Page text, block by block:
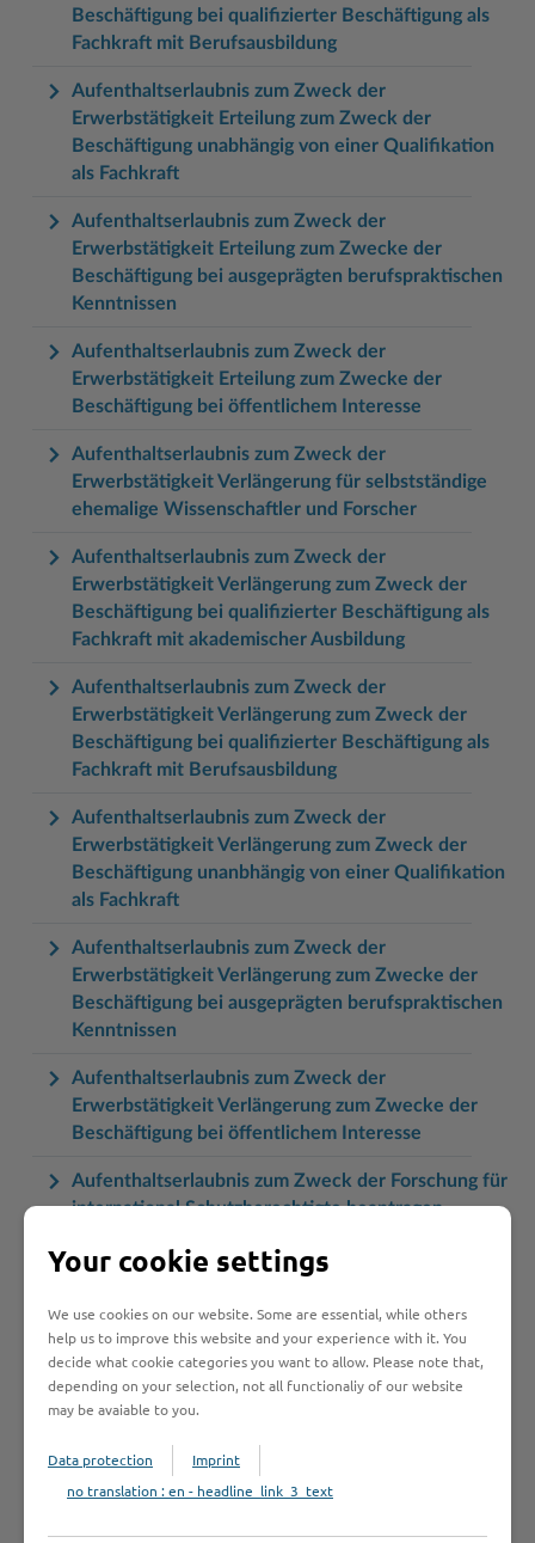
Beschäftigung bei qualifizierter Beschäftigung als
Fachkraft mit Berufsausbildung
Aufenthaltserlaubnis zum Zweck der
Erwerbstätigkeit Erteilung zum Zweck der
Beschäftigung unabhängig von einer Qualifikation
als Fachkraft
Aufenthaltserlaubnis zum Zweck der
Erwerbstätigkeit Erteilung zum Zwecke der
Beschäftigung bei ausgeprägten berufspraktischen
Kenntnissen
Aufenthaltserlaubnis zum Zweck der
Erwerbstätigkeit Erteilung zum Zwecke der
Beschäftigung bei öffentlichem Interesse
Aufenthaltserlaubnis zum Zweck der
Erwerbstätigkeit Verlängerung für selbstständige
ehemalige Wissenschaftler und Forscher
Aufenthaltserlaubnis zum Zweck der
Erwerbstätigkeit Verlängerung zum Zweck der
Beschäftigung bei qualifizierter Beschäftigung als
Fachkraft mit akademischer Ausbildung
Aufenthaltserlaubnis zum Zweck der
Erwerbstätigkeit Verlängerung zum Zweck der
Beschäftigung bei qualifizierter Beschäftigung als
Fachkraft mit Berufsausbildung
Aufenthaltserlaubnis zum Zweck der
Erwerbstätigkeit Verlängerung zum Zweck der
Beschäftigung unanbhängig von einer Qualifikation
als Fachkraft
Aufenthaltserlaubnis zum Zweck der
Erwerbstätigkeit Verlängerung zum Zwecke der
Beschäftigung bei ausgeprägten berufspraktischen
Kenntnissen
Aufenthaltserlaubnis zum Zweck der
Erwerbstätigkeit Verlängerung zum Zwecke der
Beschäftigung bei öffentlichem Interesse
Aufenthaltserlaubnis zum Zweck der Forschung für
international Schutzberechtigte beantragen
Aufenthaltserlaubnis zum Zweck der Forschung
Aufenthaltserlaubnis zum Zweck der selbständigen
Tätigkeit beantragen
Aufenthaltserlaubnis zum Zweck der
Aufenthaltserlaubnis zum Zwecke der schulischen
Your cookie settings
We use cookies on our website. Some are essential, while others
help us to improve this website and your experience with it. You
decide what cookie categories you want to allow. Please note that,
depending on your selection, not all functionaliy of our website
may be avaiable to you.
Data protection
Imprint
no translation : en - headline_link_3_text